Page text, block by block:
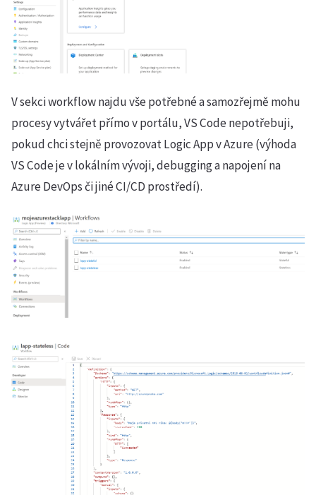
V sekci workflow najdu vše potřebné a samozřejmě mohu
procesy vytvářet přímo v portálu, VS Code nepotřebuji,
pokud chci stejně provozovat Logic App v Azure (výhoda
VS Code je v lokálním vývoji, debugging a napojení na
Azure DevOps či jiné CI/CD prostředí).